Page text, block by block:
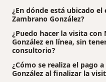
¿En dónde está ubicado
Zambrano González?
¿Puedo hacer la visita con
González en línea, sin
consultorio?
¿Cómo se realiza el pago
González al finalizar la